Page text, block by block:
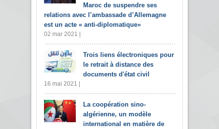
Maroc de suspendre ses
relations avec l’ambassade d’Allemagne
est un acte « anti-diplomatique»
02 mar 2021 |
Trois liens électroniques pour
le retrait à distance des
documents d'état civil
16 mai 2021 |
La coopération sino-
algérienne, un modèle
international en matière de